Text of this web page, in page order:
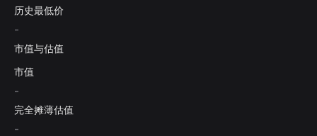
历史最低价
-
市值与估值
市值
-
完全摊薄估值
-